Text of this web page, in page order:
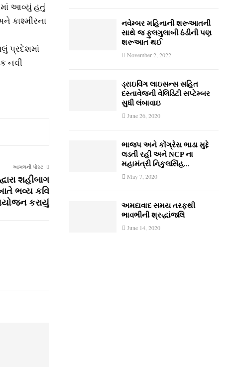
આવ્યું હતું
કાશ્મીરના
પ્રદેશમાં
નવી
આગળની પોસ્ટ
શહીબાગ
ભવ્ય કવિ
કરાયું
નવેમ્‍બર મહિનાની શરૂઆતની
સાથે જ ફુલગુલાબી ઠંડીની પણ
શરૂઆત થઈ
November 2, 2022
ડ્રાઇવિંગ લાઇસન્સ સહિત
દસ્તાવેજની વેલિડિટી સપ્ટેમ્બર
સુધી લંબાવાઇ
June 26, 2020
ભાજપ અને કોંગ્રેસ ભાડા મુદ્દે
લડતી રહી અને NCP ના
મહામંત્રી નિકુલસિંહ...
May 7, 2020
અમદાવાદ સમય તરફથી
ભાવભીની શ્રદ્ધાંજલિ
June 14, 2020